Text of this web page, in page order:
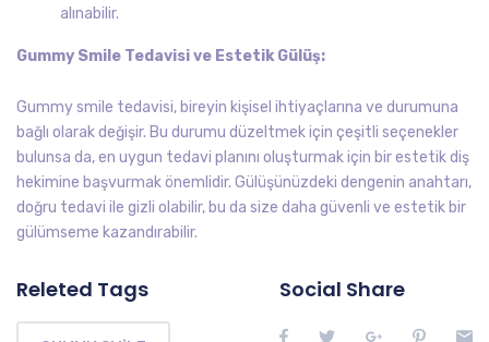
alınabilir.
Gummy Smile Tedavisi ve Estetik Gülüş:
Gummy smile tedavisi, bireyin kişisel ihtiyaçlarına ve durumuna
bağlı olarak değişir. Bu durumu düzeltmek için çeşitli seçenekler
bulunsa da, en uygun tedavi planını oluşturmak için bir estetik diş
hekimine başvurmak önemlidir. Gülüşünüzdeki dengenin anahtarı,
doğru tedavi ile gizli olabilir, bu da size daha güvenli ve estetik bir
gülümseme kazandırabilir.
Releted Tags Social Share